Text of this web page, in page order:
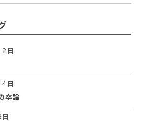
日
日
卒論